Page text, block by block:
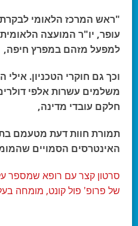
"ראש המרכז הלאומי
עופר, יו"ר המועצה
למפעל מזהם במפרץ חיפה,
וכך גם חוקרי הטכניון.
משלמים עשרות אלפי
חלקם עובדי מדינה,
תמורת חוות דעת מטעמם
האינטרסים הסמויים
סרטון קצר עם רופא שמספר
של פרופ' פול קונט, מומחה